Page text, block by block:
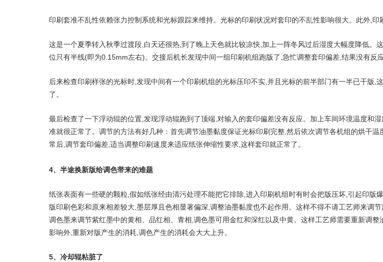
印刷套准不乱性依赖张力控制系统和光标跟踪来维持。光标的印刷状况对套印的不乱性影响很大。此外,
这是一个夏季转入秋季过渡段,白天还很热,到了晚上天色就比较凉快,加上一阵冬风过后湿度大幅度降低
位只有半线(即为0.15mm左右)。交接后机长发现中间一组印刷机组跑版了,急忙调整套印偏差,结果没有反
后来检查印刷样张的光标时,发现中间有一个印刷机组的光标压印不实,并且光标的前半部门有一半已干版
了。
最后检查了一下浮动辊的位置,发现浮动辊跑到了顶端,对输入的套印偏差没有反应。加上车间环境温度和
准就很正常了。调节的方法有好几种：首先调节油墨黏度保证光标印刷完整,然后依次调节各机组的烘干
常后,调节套印偏差,适当调整印刷速度来适应纸张伸缩性要求,这样套印就正常了。
4、半途换新版给调色带来的难题
纸张表面有一些硬的颗粒,假如纸张经由清污处理不能把它排除,进入印刷机组时有时会把版压坏,引起印
版印刷色彩和原来相差较大,墨层厚且色相显著偏深,调整油墨黏度也不起作用。这样不得不请工艺师来调
调色墨来调节紫红墨中的黄相、品红相、青相,调色墨可用金红和深红以及中黄。这样工艺师需要重新调
影响外,重新对版产生的消耗,调色产生的消耗会大大上升。
5、冷却辊粘脏了